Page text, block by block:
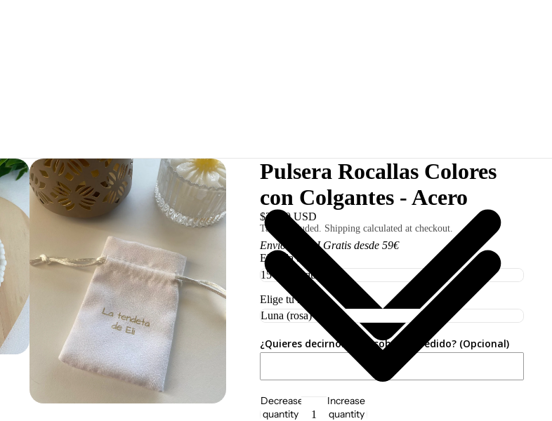
Pulsera Rocallas Colores
con Colgantes - Acero
$31.00 USD
Taxes included. Shipping calculated at checkout.
Envío 3,50€ I Gratis desde 59€
Elige la talla
Elige tu modelo
¿Quieres decirnos algo sobre tu pedido? (Opcional)
Decrease
quantity
Increase
quantity